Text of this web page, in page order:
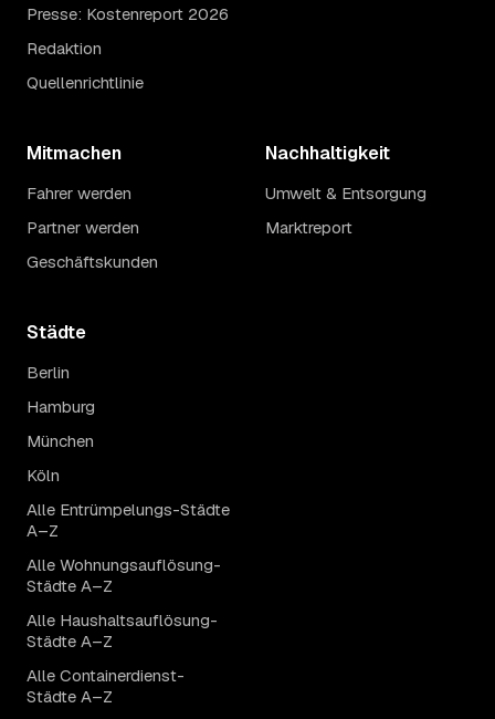
Presse: Kostenreport 2026
Redaktion
Quellenrichtlinie
Mitmachen
Fahrer werden
Partner werden
Geschäftskunden
Nachhaltigkeit
Umwelt & Entsorgung
Marktreport
Städte
Berlin
Hamburg
München
Köln
Alle Entrümpelungs-Städte
A–Z
Alle Wohnungsauflösung-
Städte A–Z
Alle Haushaltsauflösung-
Städte A–Z
Alle Containerdienst-
Städte A–Z